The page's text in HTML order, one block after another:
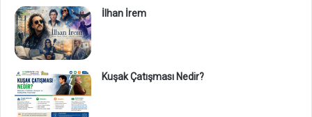
İlhan İrem
Kuşak Çatışması Nedir?